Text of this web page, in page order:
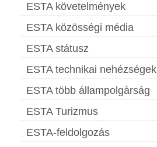
ESTA követelmények
ESTA közösségi média
ESTA státusz
ESTA technikai nehézségek
ESTA több állampolgárság
ESTA Turizmus
ESTA-feldolgozás